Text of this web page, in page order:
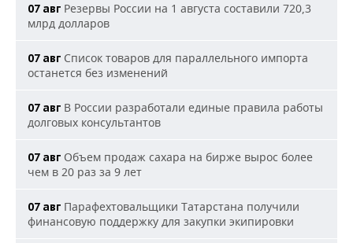
07 авг Резервы России на 1 августа составили 720,3
млрд долларов
07 авг Список товаров для параллельного импорта
останется без изменений
07 авг В России разработали единые правила работы
долговых консультантов
07 авг Объем продаж сахара на бирже вырос более
чем в 20 раз за 9 лет
07 авг Парафехтовальщики Татарстана получили
финансовую поддержку для закупки экипировки